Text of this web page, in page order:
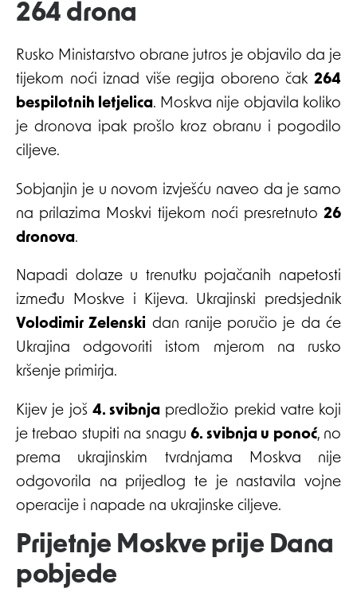
264 drona
Rusko Ministarstvo obrane jutros je objavilo da je
tijekom noći iznad više regija oboreno čak 264
bespilotnih letjelica. Moskva nije objavila koliko
je dronova ipak prošlo kroz obranu i pogodilo
ciljeve.
Sobjanjin je u novom izvješću naveo da je samo
na prilazima Moskvi tijekom noći presretnuto 26
dronova.
Napadi dolaze u trenutku pojačanih napetosti
između Moskve i Kijeva. Ukrajinski predsjednik
Volodimir Zelenski dan ranije poručio je da će
Ukrajina odgovoriti istom mjerom na rusko
kršenje primirja.
Kijev je još 4. svibnja predložio prekid vatre koji
je trebao stupiti na snagu6. svibnja u ponoć, no
prema ukrajinskim tvrdnjama Moskva nije
odgovorila na prijedlog te je nastavila vojne
operacije i napade na ukrajinske ciljeve.
Prijetnje Moskve prije Dana
pobjede